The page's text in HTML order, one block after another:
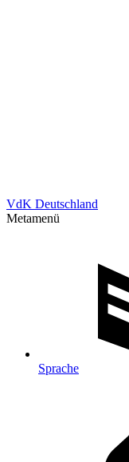
VdK Deutschland
Metamenü
Sprache